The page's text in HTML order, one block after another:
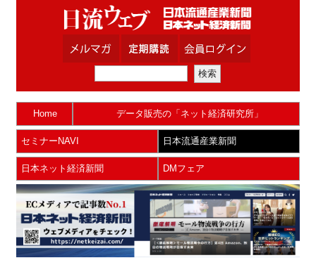
Home データ販売の「ネット経済研究所」
セミナーNAVI 日本流通産業新聞
日本ネット経済新聞 DMフェア